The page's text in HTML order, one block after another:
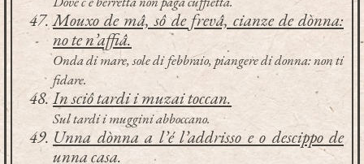
Mouxo de mâ, sô de frevâ, cianze de dònna:
no te n’affiâ.
Onda di mare, sole di febbraio, piangere di donna: non ti
fidare.
In sciô tardi i muzai toccan.
Sul tardi i muggini abboccano.
Unna dònna a l’é l’addrisso e o descippo de
unna casa.